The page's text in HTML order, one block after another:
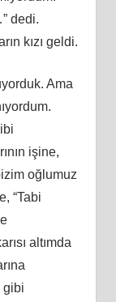
dedi.
kızı geldi.
Ama
işine,
oğlumuz
“Tabi
altımda
gibi